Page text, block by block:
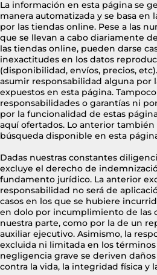
La información en esta página se
manera automatizada y se basa
por las tiendas online. Pese a las
que se llevan a cabo diariamente
las tiendas online, pueden darse
inexactitudes en los datos
(disponibilidad, envíos, precios,
asumir responsabilidad alguna por
expuestos en esta página.
responsabilidades o garantías ni
por la funcionalidad de estas
aquí ofertados. Lo anterior
búsqueda disponible en esta
Dadas nuestras constantes
excluye el derecho de
fundamento jurídico. La anterior
responsabilidad no será de
casos en los que se hubiere
en dolo por incumplimiento de las
nuestra parte, como por la de un
auxiliar ejecutivo. Asimismo, la
excluida ni limitada en los
negligencia grave se deriven
contra la vida, la integridad física y